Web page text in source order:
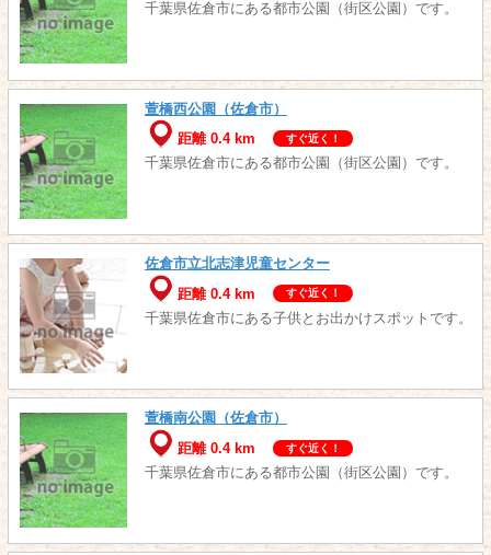
千葉県佐倉市にある都市公園（街区公園）です。
萱橋西公園（佐倉市）
距離 0.4 km
すぐ近く！
千葉県佐倉市にある都市公園（街区公園）です。
佐倉市立北志津児童センター
距離 0.4 km
すぐ近く！
千葉県佐倉市にある子供とお出かけスポットです。
萱橋南公園（佐倉市）
距離 0.4 km
すぐ近く！
千葉県佐倉市にある都市公園（街区公園）です。